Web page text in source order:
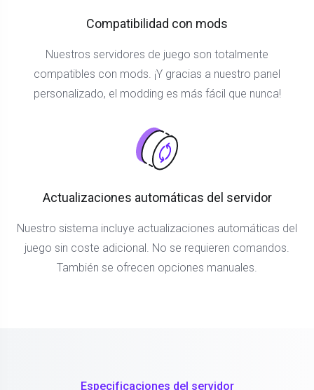
Compatibilidad con mods
Nuestros servidores de juego son totalmente
compatibles con mods. ¡Y gracias a nuestro panel
personalizado, el modding es más fácil que nunca!
Actualizaciones automáticas del servidor
Nuestro sistema incluye actualizaciones automáticas del
juego sin coste adicional. No se requieren comandos.
También se ofrecen opciones manuales.
Especificaciones del servidor